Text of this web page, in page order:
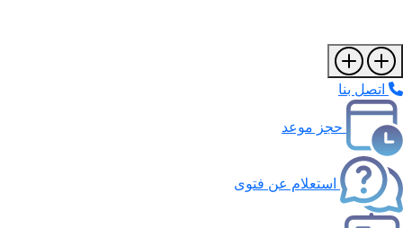
اتصل بنا
حجز موعد
استعلام عن فتوى